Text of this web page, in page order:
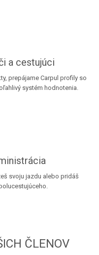
a cestujúci
prepájame Carpul profily so
systém hodnotenia.
svoju jazdu alebo pridáš
ČLENOV